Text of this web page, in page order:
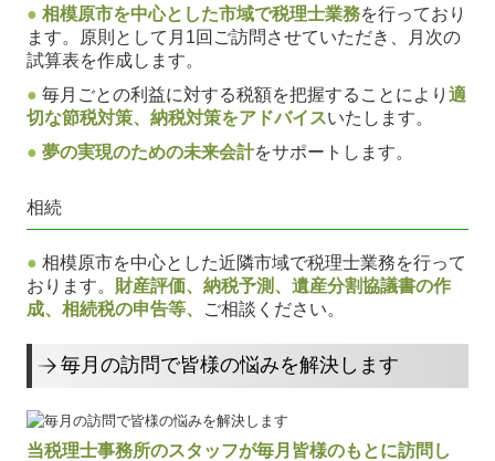
業務内容
業務内容
FX4クラウド
病医院の新規開業・経営改善
病院・診療所の皆様へ
社会福祉法人の皆様へ
社会福祉法人会計Q&A
経営革新等支援機関とは
●相模原市を中心とした市域で税理士業務を行っており
ます。原則として月1回ご訪問させていただき、月次の
試算表を作成します。
●毎月ごとの利益に対する税額を把握することにより適
切な節税対策、納税対策をアドバイスいたします。
●夢の実現のための未来会計をサポートします。
相続
●相模原市を中心とした近隣市域で税理士業務を行って
おります。 財産評価、納税予測、遺産分割協議書の作
成、相続税の申告等、
ご相談ください。
毎月の訪問で皆様の悩みを解決します
当税理士事務所のスタッフが毎月皆様のもとに訪問し